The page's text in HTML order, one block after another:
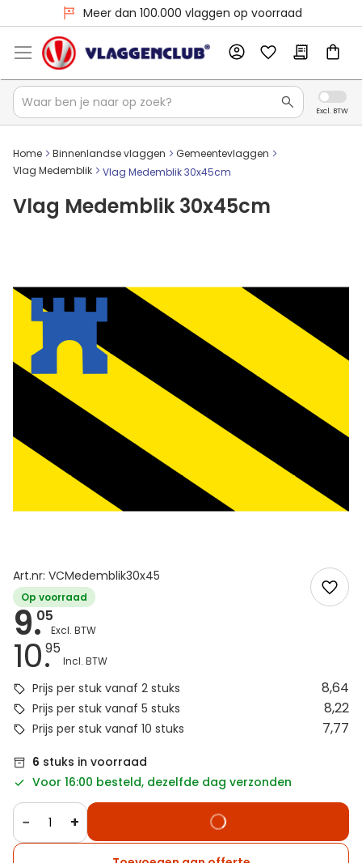
Meer dan 100.000 vlaggen op voorraad
Voor 16:00 besteld, dezelfde dag verzonden
Home Binnenlandse vlaggen
Gemeentevlaggen
Vlag Medemblik
Vlag Medemblik 30x45cm
Vlag Medemblik 30x45cm
Art.nr: VCMedemblik30x45
Op voorraad
9.05
10.95
Prijs per stuk vanaf 2 stuks 8,64
Prijs per stuk vanaf 5 stuks 8,22
Prijs per stuk vanaf 10 stuks 7,77
6 stuks in voorraad
Voor 16:00 besteld, dezelfde dag verzonden
− +